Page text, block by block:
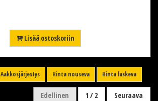
Lisää ostoskoriin
Aakkosjärjestys Hinta nouseva Hinta laskeva
Edellinen 1 / 2 Seuraava